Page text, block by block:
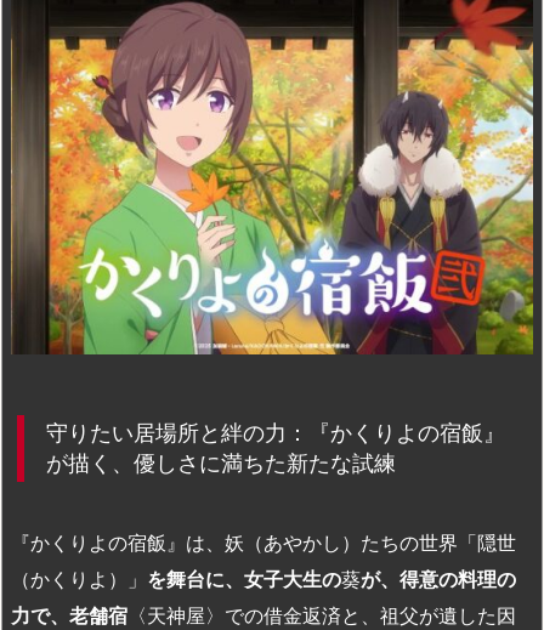
o
d
o
n
e
s
k
y
e
a
d
s
bl
r
o
ar
d
n
dr
o
p.
io
守りたい居場所と絆の力：『かくりよの宿飯』
が描く、優しさに満ちた新たな試練
『かくりよの宿飯』は、妖（あやかし）たちの世界「隠世
（かくりよ）」 を舞台に、女子大生の葵が、得意の料理の
力で、老舗宿 〈天神屋〉での借金返済と、祖父が遺した因